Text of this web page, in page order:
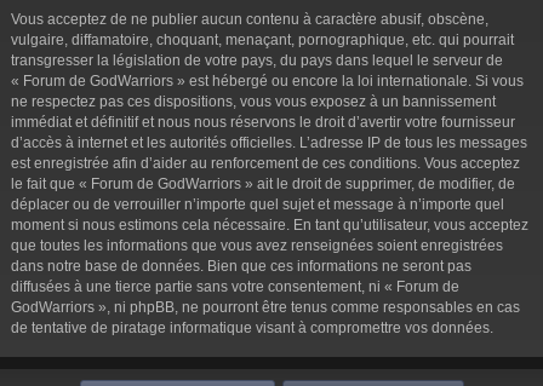
Vous acceptez de ne publier aucun contenu à caractère abusif, obscène,
vulgaire, diffamatoire, choquant, menaçant, pornographique, etc. qui pourrait
transgresser la législation de votre pays, du pays dans lequel le serveur de
« Forum de GodWarriors » est hébergé ou encore la loi internationale. Si vous
ne respectez pas ces dispositions, vous vous exposez à un bannissement
immédiat et définitif et nous nous réservons le droit d’avertir votre fournisseur
d’accès à internet et les autorités officielles. L’adresse IP de tous les messages
est enregistrée afin d’aider au renforcement de ces conditions. Vous acceptez
le fait que « Forum de GodWarriors » ait le droit de supprimer, de modifier, de
déplacer ou de verrouiller n’importe quel sujet et message à n’importe quel
moment si nous estimons cela nécessaire. En tant qu’utilisateur, vous acceptez
que toutes les informations que vous avez renseignées soient enregistrées
dans notre base de données. Bien que ces informations ne seront pas
diffusées à une tierce partie sans votre consentement, ni « Forum de
GodWarriors », ni phpBB, ne pourront être tenus comme responsables en cas
de tentative de piratage informatique visant à compromettre vos données.